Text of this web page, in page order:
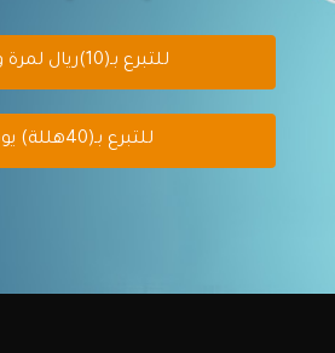
للتبرع بـ(10)ريال لمرة واحدة
للتبرع بـ(40هللة) يوميا